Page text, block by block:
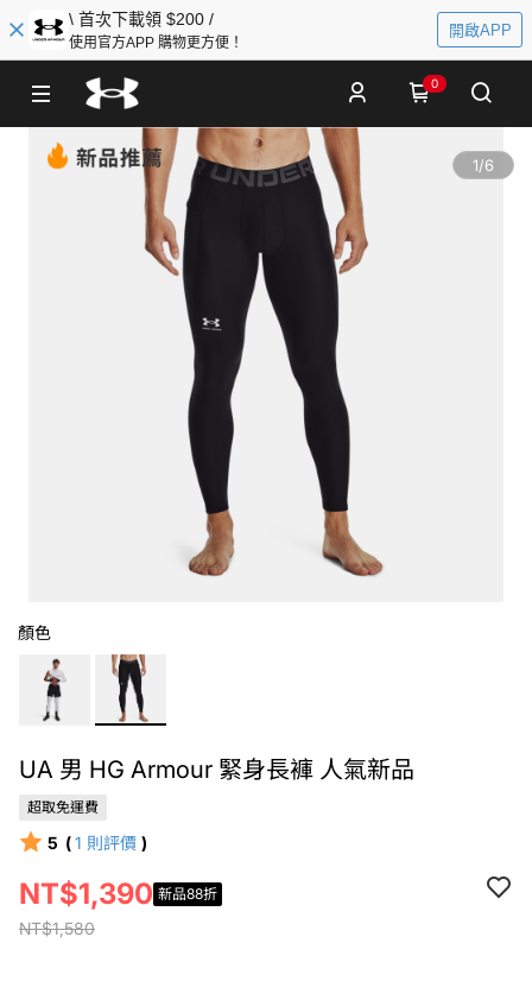
\ 首次下載領 $200 /
使用官方APP 購物更方便！
開啟APP
0
1/6
顏色
UA 男 HG Armour 緊身長褲 人氣新品
超取免運費
5 (1 則評價 )
NT$1,580
NT$1,390 新品88折